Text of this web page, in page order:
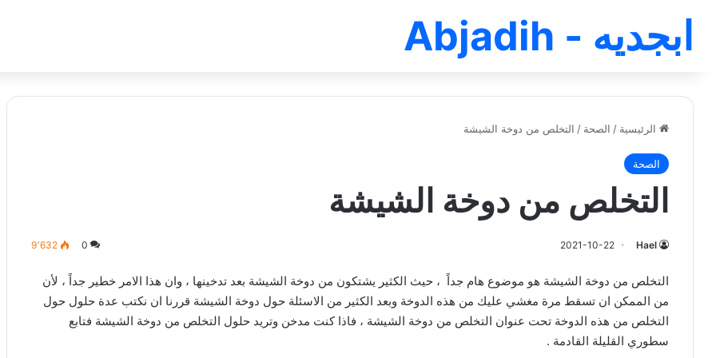
ابجديه - Abjadih
الرئيسية / الصحة / التخلص من دوخة الشيشة
الصحة
التخلص من دوخة الشيشة
Hael
2021-10-22
0 9٬632
التخلص من دوخة الشيشة هو موضوع هام جداً ، حيث الكثير يشتكون من دوخة الشيشة بعد تدخينها ، وان هذا الامر خطير جداً ، لأن
من الممكن ان تسقط مرة مغشي عليك من هذه الدوخة وبعد الكثير من الاسئلة حول دوخة الشيشة قررنا ان نكتب عدة حلول حول
التخلص من هذه الدوخة تحت عنوان التخلص من دوخة الشيشة ، فاذا كنت مدخن وتريد حلول التخلص من دوخة الشيشة فتابع
سطوري القليلة القادمة .